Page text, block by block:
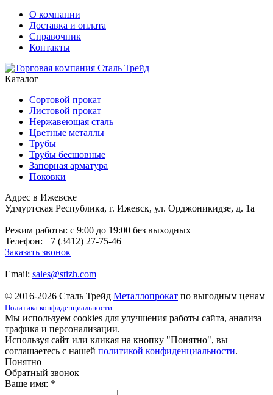
О компании
Доставка и оплата
Справочник
Контакты
Каталог
Сортовой прокат
Листовой прокат
Нержавеющая сталь
Цветные металлы
Трубы
Трубы бесшовные
Запорная арматура
Поковки
Адрес в Ижевске
Удмуртская Республика, г. Ижевск, ул. Орджоникидзе, д. 1а
Режим работы: c 9:00 до 19:00 без выходных
Телефон: +7 (3412) 27-75-46
Заказать звонок
Email: sales@stizh.com
© 2016-2026 Сталь Трейд Металлопрокат по выгодным ценам
Политика конфиденциальности
Мы используем cookies для улучшения работы сайта, анализа
трафика и персонализации.
Используя сайт или кликая на кнопку "Понятно", вы
соглашаетесь с нашей политикой конфиденциальности.
Понятно
Обратный звонок
Ваше имя: *